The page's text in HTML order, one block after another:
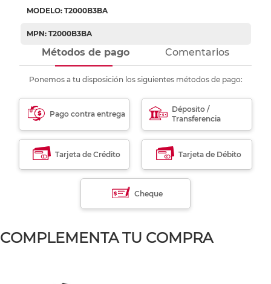
MODELO: T2000B3BA
MPN: T2000B3BA
Métodos de pago Comentarios
Ponemos a tu disposición los siguientes métodos de pago:
Pago contra entrega
Déposito /
Transferencia
Tarjeta de Crédito Tarjeta de Débito
Cheque
COMPLEMENTA TU COMPRA